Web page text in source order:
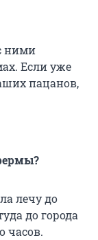
ними
Если уже
пацанов,
лечу до
до города
часов.